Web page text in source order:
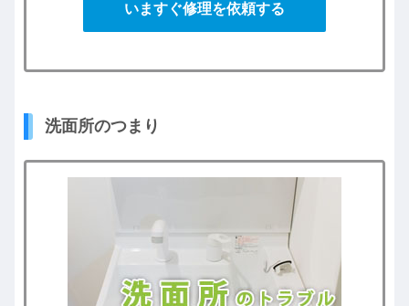
いますぐ修理を依頼する
洗面所のつまり